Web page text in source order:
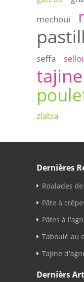
mechoui
seffa
tajine
zlabia
Dernières
Roulades
Pâte à
Pâtes à
Taboulé au
Tajine
Dernièrs